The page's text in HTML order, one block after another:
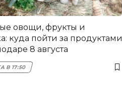
овощи, фрукты и
куда пойти за продуктами
8 августа
В 17:50